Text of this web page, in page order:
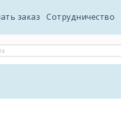
заказ Сотрудничество